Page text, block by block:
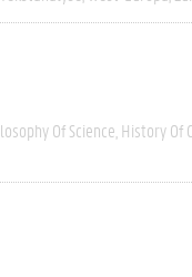
Of Science History Of